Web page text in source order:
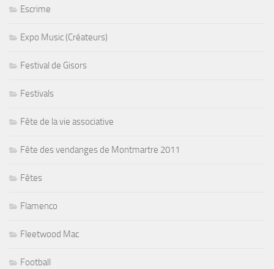
Escrime
Expo Music (Créateurs)
Festival de Gisors
Festivals
Fête de la vie associative
Fête des vendanges de Montmartre 2011
Fêtes
Flamenco
Fleetwood Mac
Football